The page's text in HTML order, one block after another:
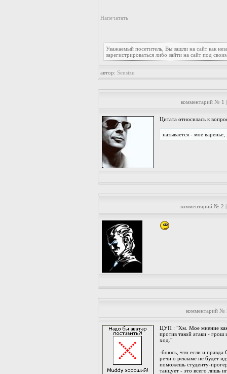
Напечатать
Уважаемый посетитель, Вы зашли на сайт как
зарегистрироваться либо зайти на сайт под
автор: Sensizu
комментарий № 1
Цитата относилась к
называется - мое
комментарий № 2
комментарий №
ЦУП : "Хм. Мое мнение как
против такой атаки - грош
ход."
-боюсь, что если и правда
речи о рекламе не будет
поможешь студенту-
танцует - это всего лишь